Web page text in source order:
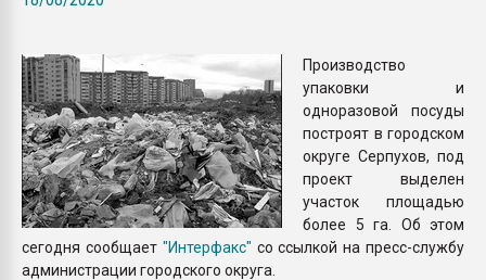
ПЕРЕЙТИ НА
Производство
упаковки и
одноразовой посуды
построят в городском
округе Серпухов, под
проект выделен
участок площадью
более 5 га. Об этом
сегодня сообщает "Интерфакс" со ссылкой на пресс-службу
администрации городского округа.